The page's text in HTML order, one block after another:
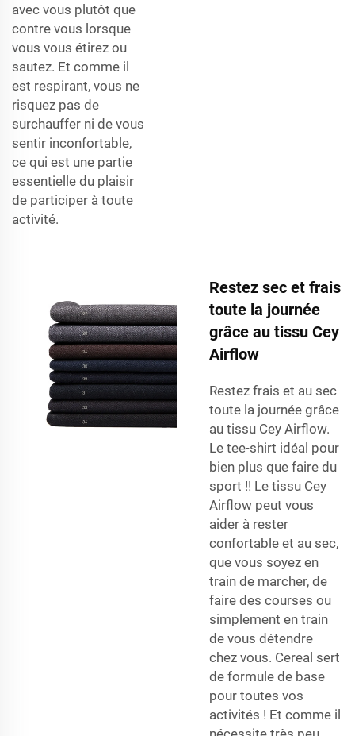
avec vous plutôt que
contre vous lorsque
vous vous étirez ou
sautez. Et comme il
est respirant, vous ne
risquez pas de
surchauffer ni de vous
sentir inconfortable,
ce qui est une partie
essentielle du plaisir
de participer à toute
activité.
Restez sec et frais
toute la journée
grâce au tissu Cey
Airflow
Restez frais et au sec
toute la journée grâce
au tissu Cey Airflow.
Le tee-shirt idéal pour
bien plus que faire du
sport !! Le tissu Cey
Airflow peut vous
aider à rester
confortable et au sec,
que vous soyez en
train de marcher, de
faire des courses ou
simplement en train
de vous détendre
chez vous. Cereal sert
de formule de base
pour toutes vos
activités ! Et comme il